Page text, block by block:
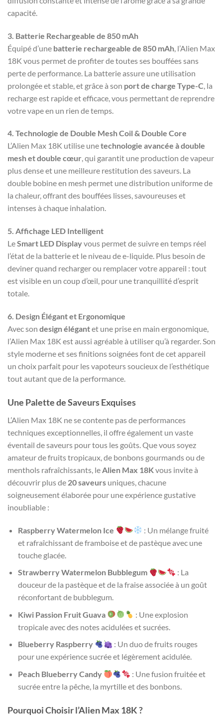
capacité.
3. Batterie Rechargeable de 850 mAh
Équipé d’une batterie rechargeable de 850 mAh , l’Alien Max
18K vous permet de profiter de toutes ses bouffées sans
perte de performance. La batterie assure une utilisation
prolongée et stable, et grâce à son port de charge Type-C , la
recharge est rapide et efficace, vous permettant de reprendre
votre vape en un rien de temps.
4. Technologie de Double Mesh Coil & Double Core
L’Alien Max 18K utilise unetechnologie avancée à double
mesh et double cœur, qui garantit une production de vapeur
plus dense et une meilleure restitution des saveurs. La
double bobine en mesh permet une distribution uniforme de
la chaleur, offrant des bouffées lisses, savoureuses et
intenses à chaque inhalation.
5. Affichage LED Intelligent
LeSmart LED Displayvous permet de suivre en temps réel
l’état de la batterie et le niveau de e-liquide. Plus besoin de
deviner quand recharger ou remplacer votre appareil : tout
est visible en un coup d’œil, pour une tranquillité d’esprit
totale.
6. Design Élégant et Ergonomique
Avec son design élégantet une prise en main ergonomique,
l’Alien Max 18K est aussi agréable à utiliser qu’à regarder. Son
style moderne et ses finitions soignées font de cet appareil
un choix parfait pour les vapoteurs soucieux de l’esthétique
tout autant que de la performance.
Une Palette de Saveurs Exquises
L’Alien Max 18K ne se contente pas de performances
techniques exceptionnelles, il offre également un vaste
éventail de saveurs pour tous les goûts. Que vous soyez
amateur de fruits tropicaux, de bonbons gourmands ou de
menthols rafraîchissants, leAlien Max 18Kvous invite à
découvrir plus de 20 saveurs uniques, chacune
soigneusement élaborée pour une expérience gustative
inoubliable :
Raspberry Watermelon Ice
: Un mélange fruité
et rafraîchissant de framboise et de pastèque avec une
touche glacée.
Strawberry Watermelon Bubblegum
: La
douceur de la pastèque et de la fraise associée à un goût
réconfortant de bubblegum.
Kiwi Passion Fruit Guava
: Une explosion
tropicale avec des notes acidulées et sucrées.
Blueberry Raspberry
: Un duo de fruits rouges
pour une expérience sucrée et légèrement acidulée.
Peach Blueberry Candy
: Une fusion fruitée et
sucrée entre la pêche, la myrtille et des bonbons.
Pourquoi Choisir l’Alien Max 18K ?